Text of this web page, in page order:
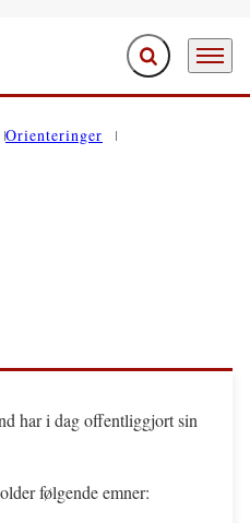
Fold søgefelt ud
Menu
Orienteringer
har i dag offentliggjort sin
følgende emner: